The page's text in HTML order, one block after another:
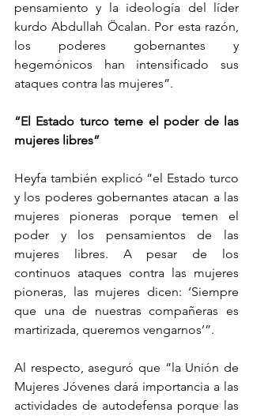
pensamiento y la ideología del líder
kurdo Abdullah Öcalan. Por esta razón,
los poderes gobernantes y
hegemónicos han intensificado sus
ataques contra las mujeres”.
“El Estado turco teme el poder de las
mujeres libres”
Heyfa también explicó “el Estado turco
y los poderes gobernantes atacan a las
mujeres pioneras porque temen el
poder y los pensamientos de las
mujeres libres. A pesar de los
continuos ataques contra las mujeres
pioneras, las mujeres dicen: ‘Siempre
que una de nuestras compañeras es
martirizada, queremos vengarnos’”.
Al respecto, aseguró que “la Unión de
Mujeres Jóvenes dará importancia a las
actividades de autodefensa porque las